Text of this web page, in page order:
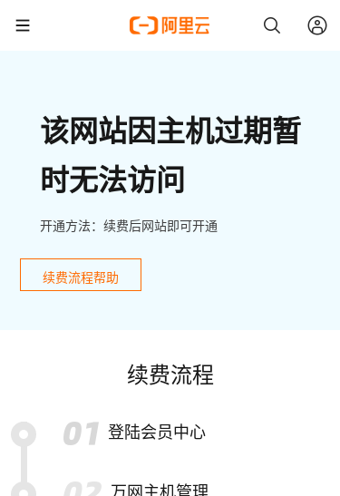
该网站因主机过期暂
时无法访问
开通方法：续费后网站即可开通
续费流程帮助
续费流程
登陆会员中心
万网主机管理